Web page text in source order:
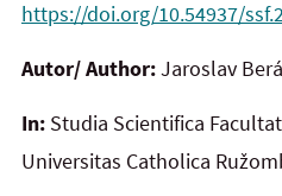
https://doi.org/10.54937/
Autor/ Author:Jaroslav
In: Studia Scientifica
Universitas Catholica